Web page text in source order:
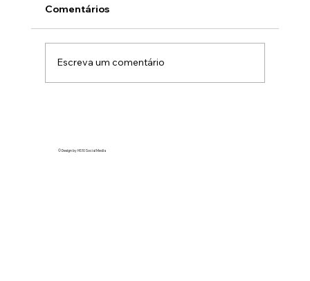
em vídeos virais
Comentários
Escreva um comentário
© Design by HS10 Social Media